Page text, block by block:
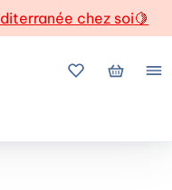
chez soi🍋
Mes favoris
Mon